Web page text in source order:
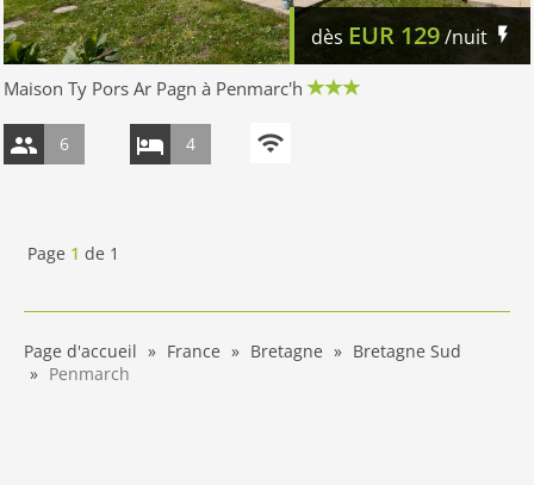
dès EUR 129/nuit
Maison Ty Pors Ar Pagn à Penmarc'h
6 4
Page 1 de 1
Page d'accueil France Bretagne
Bretagne Sud
Penmarch